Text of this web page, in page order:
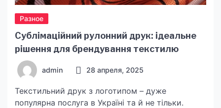
Разное
Сублімаційний рулонний друк: ідеальне
рішення для брендування текстилю
admin 28 апреля, 2025
Текстильний друк з логотипом – дуже
популярна послуга в Україні та й не тільки.